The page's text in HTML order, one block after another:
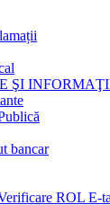
ŞI
bancar
ROL E-